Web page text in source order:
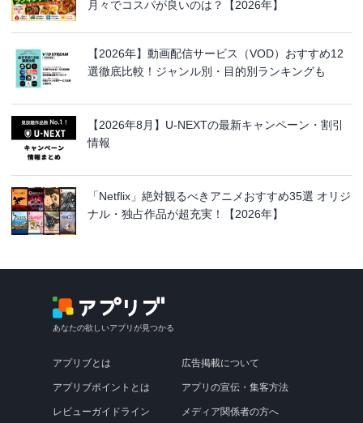
月々でコスパが良いのは？【2026年】
【2026年】動画配信サービス（VOD）おすすめ12
選徹底比較！ジャンル別・目的別ランキングも
【2026年8月】U-NEXTの最新キャンペーン・割引
情報
「Netflix」絶対観るべきアニメおすすめ35選 オリジ
ナル・独占作品が超充実！【2026年】
あなたの欲しいアプリが見つかる
アプリブとは
アプリブポイントとは
レビューガイドライン
広告掲載について
アプリの宣伝・集客方法
メディア関係者の方へ